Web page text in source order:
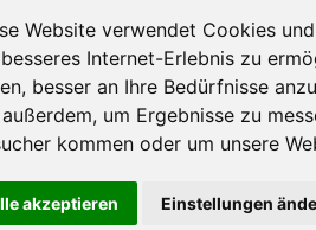
Website verwendet Cookies
Internet-Erlebnis zu
besser an Ihre Bedürfnisse
um Ergebnisse zu
kommen oder um unsere
akzeptieren Einstellungen